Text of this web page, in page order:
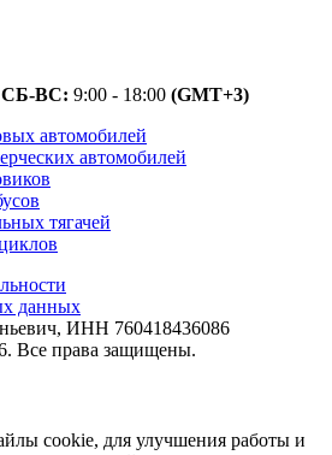
СБ-ВС: 9:00 - 18:00 (GMT+3)
автомобилей
автомобилей
тягачей
данных
ИНН 760418436086
Все права защищены.
cookie, для улучшения работы и